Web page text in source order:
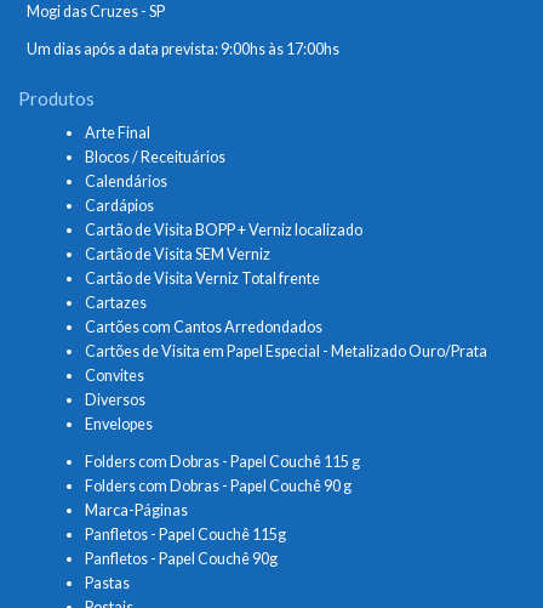
Mogi das Cruzes - SP
Um dias após a data prevista: 9:00hs às 17:00hs
Produtos
Arte Final
Blocos / Receituários
Calendários
Cardápios
Cartão de Visita BOPP + Verniz localizado
Cartão de Visita SEM Verniz
Cartão de Visita Verniz Total frente
Cartazes
Cartões com Cantos Arredondados
Cartões de Visita em Papel Especial - Metalizado Ouro/Prata
Convites
Diversos
Envelopes
Folders com Dobras - Papel Couchê 115 g
Folders com Dobras - Papel Couchê 90 g
Marca-Páginas
Panfletos - Papel Couchê 115g
Panfletos - Papel Couchê 90g
Pastas